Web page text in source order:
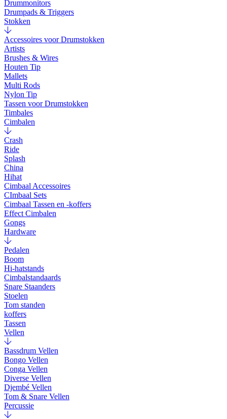
Drummonitors
Drumpads & Triggers
Stokken
Accessoires voor Drumstokken
Artists
Brushes & Wires
Houten Tip
Mallets
Multi Rods
Nylon Tip
Tassen voor Drumstokken
Timbales
Cimbalen
Crash
Ride
Splash
China
Hihat
Cimbaal Accessoires
CImbaal Sets
Cimbaal Tassen en -koffers
Effect Cimbalen
Gongs
Hardware
Pedalen
Boom
Hi-hatstands
Cimbalstandaards
Snare Staanders
Stoelen
Tom standen
koffers
Tassen
Vellen
Bassdrum Vellen
Bongo Vellen
Conga Vellen
Diverse Vellen
Djembé Vellen
Tom & Snare Vellen
Percussie